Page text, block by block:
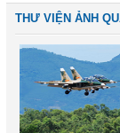
THƯ VIỆN ẢNH